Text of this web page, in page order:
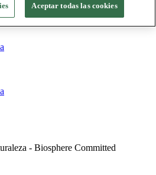
de la sostenibilidad, bajo los
Unidas
- Biosphere Committed
Aceptar todas las cookies